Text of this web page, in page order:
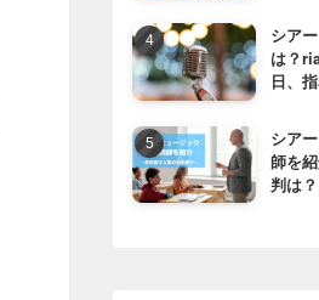
シア
は？
日、
シア
師を
判は？